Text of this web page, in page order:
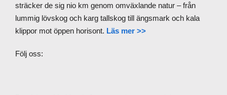
sträcker de sig nio km genom omväxlande natur – från
lummig lövskog och karg tallskog till ängsmark och kala
klippor mot öppen horisont. Läs mer >>
Följ oss: